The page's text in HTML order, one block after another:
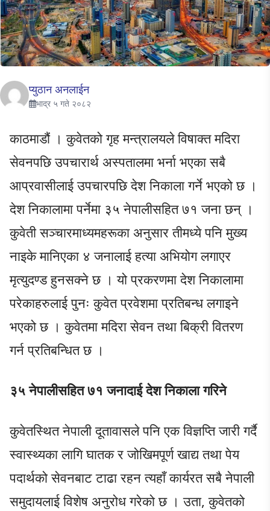
प्युठान अनलाईन
भाद्र ५ गते २०८२
काठमाडौं । कुवेतको गृह मन्त्रालयले विषाक्त मदिरा
सेवनपछि उपचारार्थ अस्पतालमा भर्ना भएका सबै
आप्रवासीलाई उपचारपछि देश निकाला गर्ने भएको छ ।
देश निकालामा पर्नेमा ३५ नेपालीसहित ७१ जना छन् ।
कुवेती सञ्चारमाध्यमहरूका अनुसार तीमध्ये पनि मुख्य
नाइके मानिएका ४ जनालाई हत्या अभियोग लगाएर
मृत्युदण्ड हुनसक्ने छ । यो प्रकरणमा देश निकालामा
परेकाहरुलाई पुनः कुवेत प्रवेशमा प्रतिबन्ध लगाइने
भएको छ । कुवेतमा मदिरा सेवन तथा बिक्री वितरण
गर्न प्रतिबन्धित छ ।
३५ नेपालीसहित ७१ जनादाई देश निकाला गरिने
कुवेतस्थित नेपाली दूतावासले पनि एक विज्ञप्ति जारी गर्दै
स्वास्थ्यका लागि घातक र जोखिमपूर्ण खाद्य तथा पेय
पदार्थको सेवनबाट टाढा रहन त्यहाँ कार्यरत सबै नेपाली
समुदायलाई विशेष अनुरोध गरेको छ । उता, कुवेतको